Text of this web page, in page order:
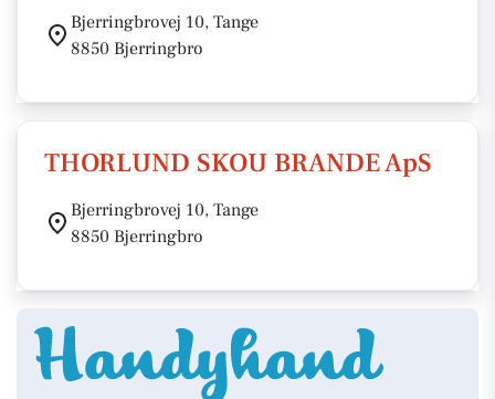
Bjerringbrovej 10, Tange
8850 Bjerringbro
THORLUND SKOU BRANDE ApS
Bjerringbrovej 10, Tange
8850 Bjerringbro